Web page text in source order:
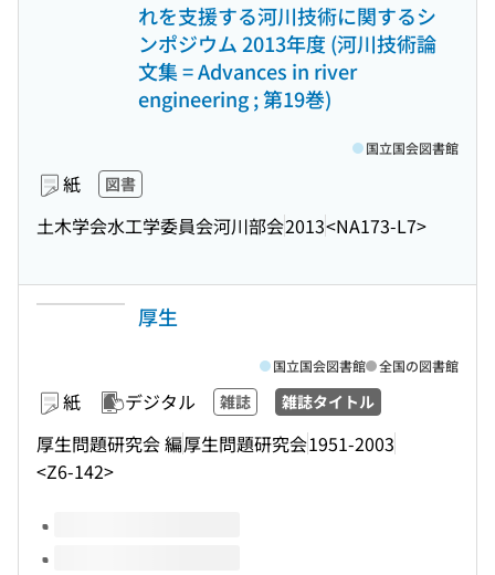
れを支援する河川技術に関するシ
ンポジウム 2013年度 (河川技術論
文集 = Advances in river
engineering ; 第19巻)
紙 図書
土木学会水工学委員会河川部会2013<NA173-L7>
国立国会図書館
厚生
紙 デジタル 雑誌 雑誌タイトル
厚生問題研究会 編厚生問題研究会1951-2003
<Z6-142>
国立国会図書館 全国の図書館
このタイトルの巻号